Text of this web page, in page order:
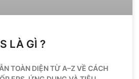
LÀ GÌ ?
TOÀN DIỆN TỪ A–Z VỀ CÁCH